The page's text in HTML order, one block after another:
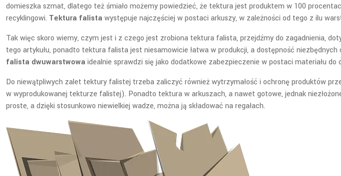
domieszka szmat, dlatego też śmiało możemy powiedzieć, że tektura jest produktem w 100
recyklingowi. Tektura falistawystępuje najczęściej w postaci arkuszy, w zależności od tego z ilu
Tak więc skoro wiemy, czym jest i z czego jest zrobiona tektura falista, przejdźmy do zagadnienia,
tego artykułu, ponadto tektura falista jest niesamowicie łatwa w produkcji, a dostępność
falista dwuwarstwowaidealnie sprawdzi się jako dodatkowe zabezpieczenie w postaci materiału
Do niewątpliwych zalet tektury falistej trzeba zaliczyć również wytrzymałość i ochronę produktów
w wyprodukowanej tekturze falistej). Ponadto tektura w arkuszach, a nawet gotowe, jednak
proste, a dzięki stosunkowo niewielkiej wadze, można ją składować na regałach.